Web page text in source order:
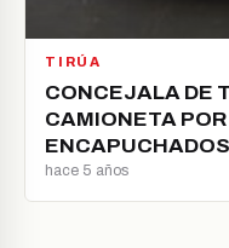
TIRÚA
CONCEJALA DE
CAMIONETA
hace 5 años